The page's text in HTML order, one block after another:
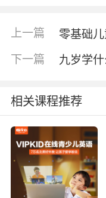
热爱足球？不
“goal”、“pass”
合，枯燥的输入
行，“读”要巧妙
关键。但不同于
性。每天15-20分
即孩子能听懂约
悉的动画片英文
合的英文故事。 “
完美，重点在于
进行简单的角色
上一篇 零基础
下一篇 九岁学
相关课程推荐